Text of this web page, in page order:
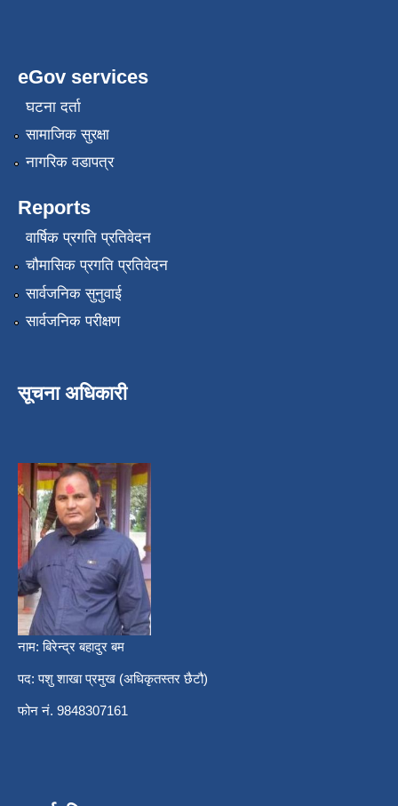
eGov services
घटना दर्ता
सामाजिक सुरक्षा
नागरिक वडापत्र
Reports
वार्षिक प्रगति प्रतिवेदन
चौमासिक प्रगति प्रतिवेदन
सार्वजनिक सुनुवाई
सार्वजनिक परीक्षण
सूचना अधिकारी
नाम: बिरेन्द्र बहादुर बम
पद: पशु शाखा प्रमुख (अधिकृतस्तर छैटौ)
फोन नं. 9848307161